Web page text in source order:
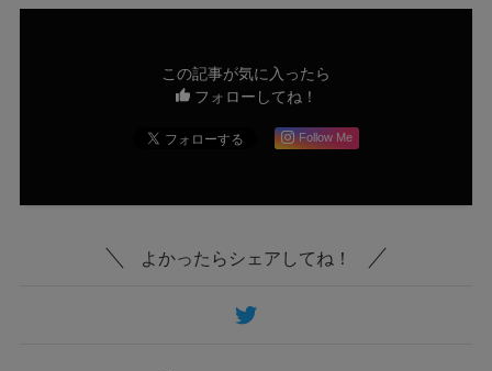
この記事が気に入ったら
フォローしてね！
Follow Me
よかったらシェアしてね！